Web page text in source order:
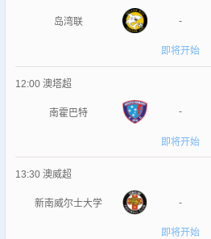
岛湾联 -
即将开始
12:00 澳塔超
南霍巴特 -
即将开始
13:30 澳威超
新南威尔士大学 -
即将开始